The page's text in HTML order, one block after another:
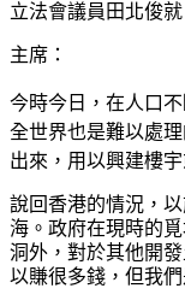
立法會議員田北俊
主席：
今時今日，在人口
全世界也是難以處
出來，用以興建樓
說回香港的情況，
海。政府在現時的
洞外，對於其他開
以賺很多錢，但我們